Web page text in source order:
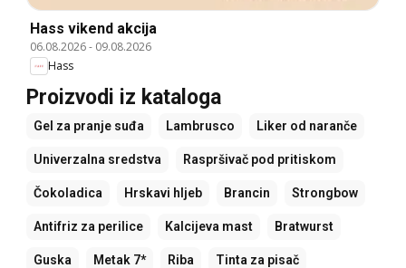
Hass vikend akcija
06.08.2026- 09.08.2026
Hass
Proizvodi iz kataloga
Gel za pranje suđa Lambrusco Liker od naranče
Univerzalna sredstva Raspršivač pod pritiskom
Čokoladica Hrskavi hljeb Brancin Strongbow
Antifriz za perilice Kalcijeva mast Bratwurst
Guska Metak 7* Riba Tinta za pisač